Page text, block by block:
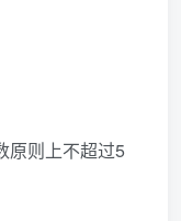
原则上不超过5